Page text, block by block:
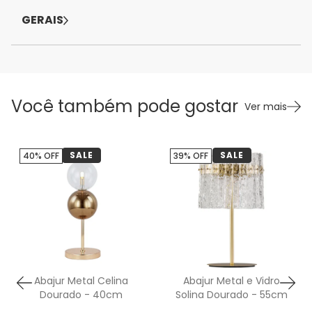
GERAIS
Você também pode gostar Ver mais
Abajur Metal Celina
Dourado - 40cm
40% OFF SALE
Abajur Metal e Vidro
Solina Dourado - 55cm
39% OFF SALE